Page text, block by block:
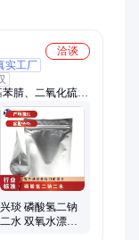
洽谈
实工厂
腈、二氧化硫
、二苯基硅二醇
兴琰 磷酸氢二钠
二水 双氧水漂白